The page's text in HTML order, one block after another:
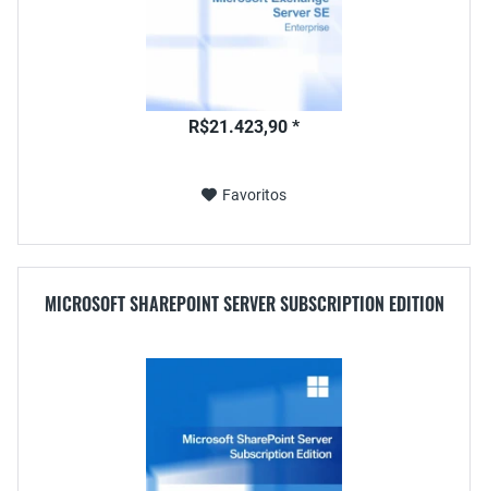
R$21.423,90 *
Favoritos
MICROSOFT SHAREPOINT SERVER SUBSCRIPTION EDITION